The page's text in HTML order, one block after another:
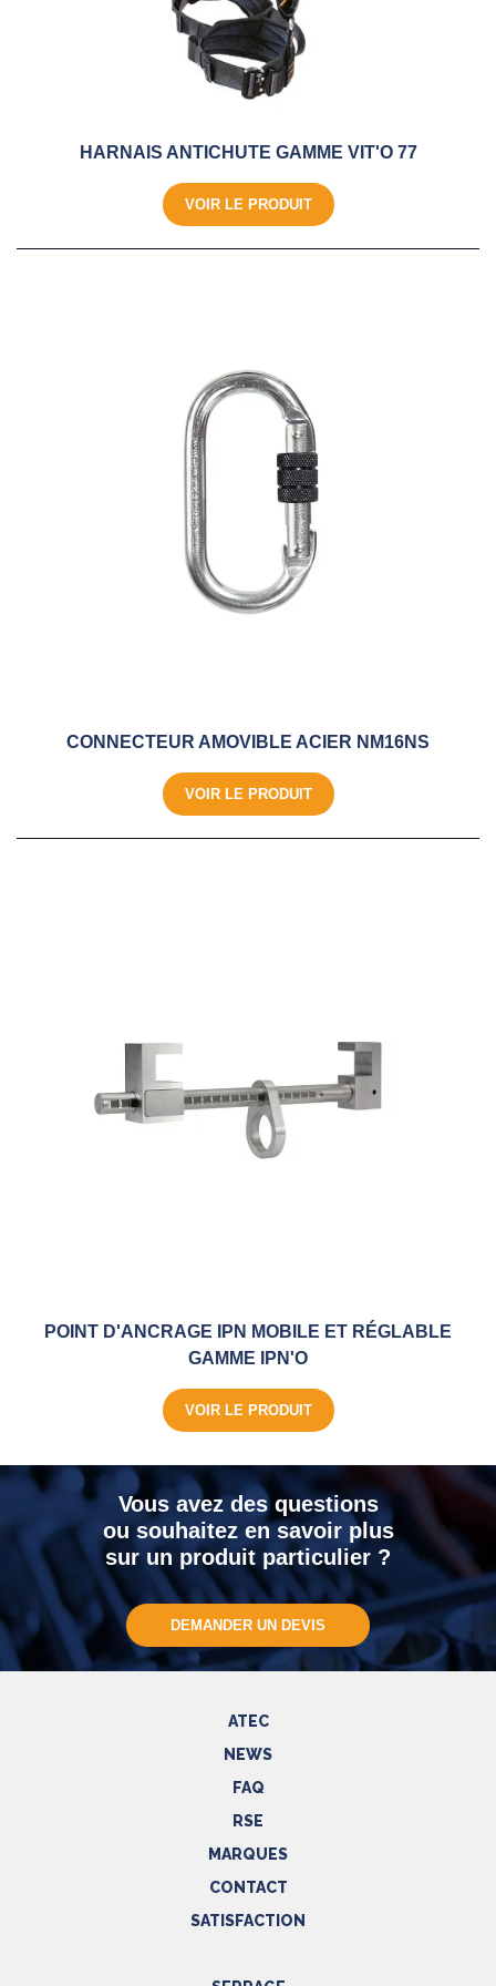
HARNAIS ANTICHUTE GAMME VIT'O 77
VOIR LE PRODUIT
CONNECTEUR AMOVIBLE ACIER NM16NS
VOIR LE PRODUIT
POINT D'ANCRAGE IPN MOBILE ET RÉGLABLE
GAMME IPN'O
VOIR LE PRODUIT
Vous avez des questions
ou souhaitez en savoir plus
sur un produit particulier ?
DEMANDER UN DEVIS
ATEC
NEWS
FAQ
RSE
MARQUES
CONTACT
SATISFACTION